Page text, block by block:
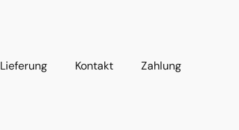
Lieferung Kontakt Zahlung